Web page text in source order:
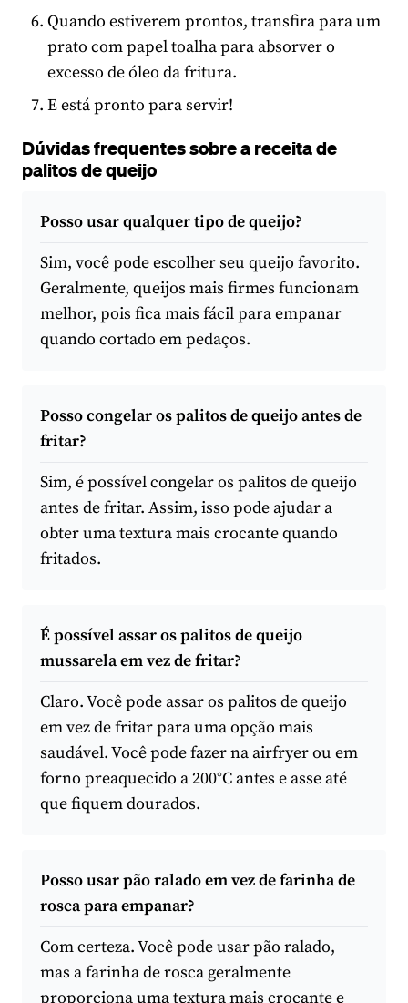
Quando estiverem prontos, transfira para um
prato com papel toalha para absorver o
excesso de óleo da fritura.
E está pronto para servir!
Dúvidas frequentes sobre a receita de
palitos de queijo
Posso usar qualquer tipo de queijo?
Sim, você pode escolher seu queijo favorito.
Geralmente, queijos mais firmes funcionam
melhor, pois fica mais fácil para empanar
quando cortado em pedaços.
Posso congelar os palitos de queijo antes de
fritar?
Sim, é possível congelar os palitos de queijo
antes de fritar. Assim, isso pode ajudar a
obter uma textura mais crocante quando
fritados.
É possível assar os palitos de queijo
mussarela em vez de fritar?
Claro. Você pode assar os palitos de queijo
em vez de fritar para uma opção mais
saudável. Você pode fazer na airfryer ou em
forno preaquecido a 200°C antes e asse até
que fiquem dourados.
Posso usar pão ralado em vez de farinha de
rosca para empanar?
Com certeza. Você pode usar pão ralado,
mas a farinha de rosca geralmente
proporciona uma textura mais crocante e